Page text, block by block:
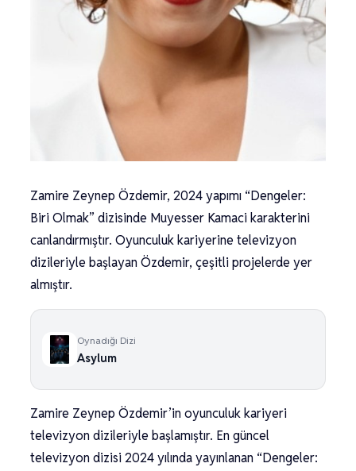
Zamire Zeynep Özdemir, 2024 yapımı “Dengeler:
Biri Olmak” dizisinde Muyesser Kamaci karakterini
canlandırmıştır. Oyunculuk kariyerine televizyon
dizileriyle başlayan Özdemir, çeşitli projelerde yer
almıştır.
Oynadığı Dizi
Asylum
Zamire Zeynep Özdemir’in oyunculuk kariyeri
televizyon dizileriyle başlamıştır. En güncel
televizyon dizisi 2024 yılında yayınlanan “Dengeler: